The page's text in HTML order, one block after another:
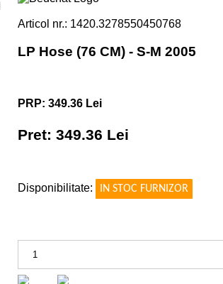
Articol nr.: 1420.3278550450768
LP Hose (76 CM) - S-M 2005
PRP: 349.36 Lei
Pret: 349.36 Lei
Disponibilitate:
IN STOC FURNIZOR